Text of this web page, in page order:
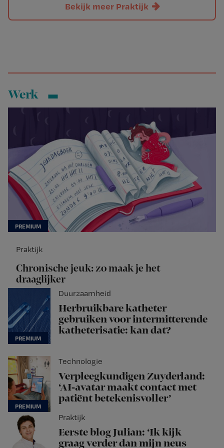
Bekijk meer Praktijk
Werk
Praktijk
Chronische jeuk: zo maak je het
draaglijker
Duurzaamheid
Herbruikbare katheter
gebruiken voor intermitterende
katheterisatie: kan dat?
Technologie
Verpleegkundigen Zuyderland:
‘AI-avatar maakt contact met
patiënt betekenisvoller’
Praktijk
Eerste blog Julian: ‘Ik kijk
graag verder dan mijn neus